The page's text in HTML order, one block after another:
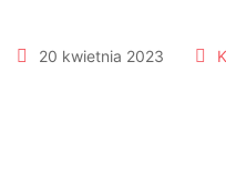
20 kwietnia 2023